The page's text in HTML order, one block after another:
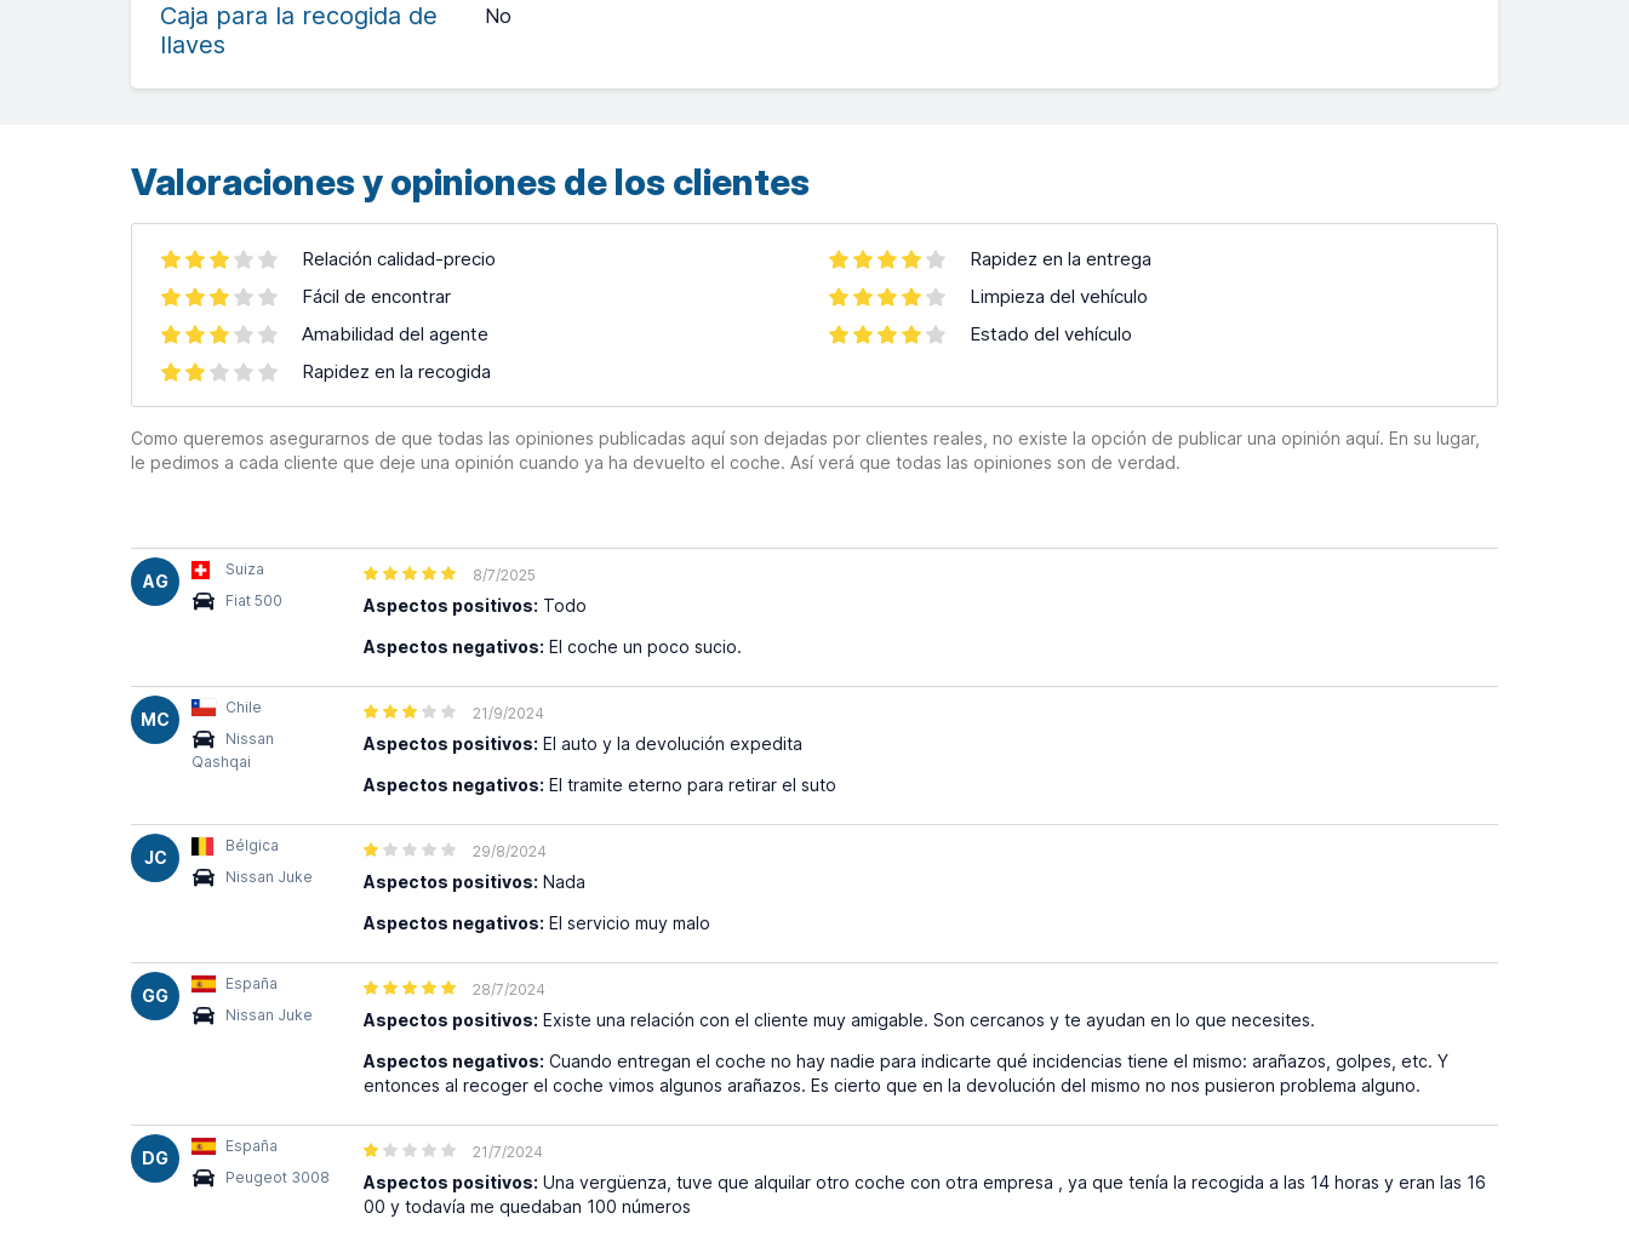
Caja para la recogida de
llaves
No
Valoraciones y opiniones de los clientes
Relación calidad-precio
Fácil de encontrar
Amabilidad del agente
Rapidez en la recogida
Rapidez en la entrega
Limpieza del vehículo
Estado del vehículo
Como queremos asegurarnos de que todas las opiniones publicadas aquí son dejadas por clientes reales, no existe la opción de publicar una opinión aquí. En su lugar,
le pedimos a cada cliente que deje una opinión cuando ya ha devuelto el coche. Así verá que todas las opiniones son de verdad.
AG
Suiza
Fiat 500
8/7/2025
Aspectos positivos: Todo
Aspectos negativos: El coche un poco sucio.
MC
Chile
Nissan
Qashqai
21/9/2024
Aspectos positivos: El auto y la devolución expedita
Aspectos negativos: El tramite eterno para retirar el suto
JC
Bélgica
Nissan Juke
29/8/2024
Aspectos positivos: Nada
Aspectos negativos: El servicio muy malo
GG
España
Nissan Juke
28/7/2024
Aspectos positivos: Existe una relación con el cliente muy amigable. Son cercanos y te ayudan en lo que necesites.
Aspectos negativos: Cuando entregan el coche no hay nadie para indicarte qué incidencias tiene el mismo: arañazos, golpes, etc. Y
entonces al recoger el coche vimos algunos arañazos. Es cierto que en la devolución del mismo no nos pusieron problema alguno.
DG
España
Peugeot 3008
21/7/2024
Aspectos positivos: Una vergüenza, tuve que alquilar otro coche con otra empresa , ya que tenía la recogida a las 14 horas y eran las 16
00 y todavía me quedaban 100 números